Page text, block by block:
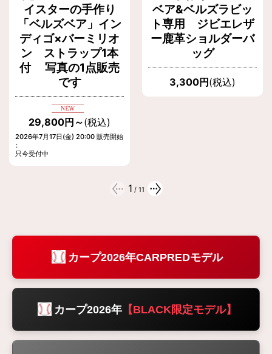
イスターの手作り
「ベルズベア」イン
ディゴ×バーミリオ
ン ストラップ1本
付 写真の1点販売
です
29,800円 ～(税込)
2026年7月17日(金) 20:00 販売開始
:
只今受付中
ベア&ベルズラビッ
ト専用 ジビエレザ
ー鹿革ショルダーバ
ッグ
3,300円(税込)
1 / 11
カープ2026年CARPREDモデル
カープ2026年【BLACK限定モデル】